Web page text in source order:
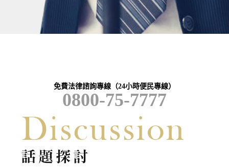
免費法律諮詢專線（24小時便民專線）
0800-75-7777